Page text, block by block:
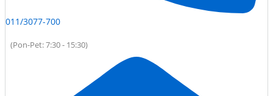
011/3077-700
(Pon-Pet: 7:30 - 15:30)